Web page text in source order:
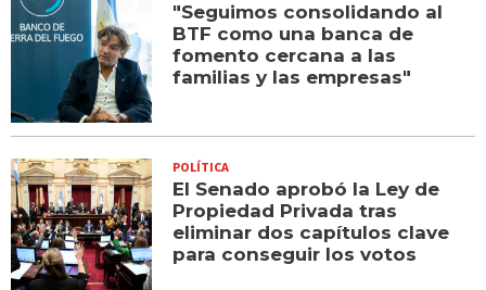
"Seguimos consolidando al
BTF como una banca de
fomento cercana a las
familias y las empresas"
POLÍTICA
El Senado aprobó la Ley de
Propiedad Privada tras
eliminar dos capítulos clave
para conseguir los votos